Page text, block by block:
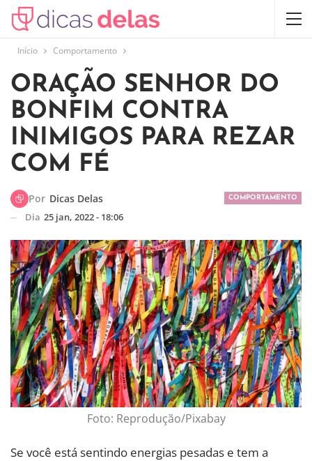
Início Comportamento
ORAÇÃO SENHOR DO
BONFIM CONTRA
INIMIGOS PARA REZAR
COM FÉ
COMPORTAMENTO
Por Dicas Delas
Dia 25 jan, 2022 - 18:06
Foto: Reprodução/Pixabay
Se você está sentindo energias pesadas e tem a